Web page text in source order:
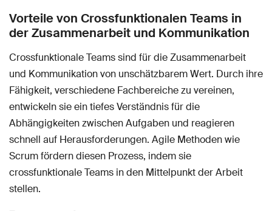
Vorteile von Crossfunktionalen Teams in
der Zusammenarbeit und Kommunikation
Crossfunktionale Teams sind für die Zusammenarbeit
und Kommunikation von unschätzbarem Wert. Durch ihre
Fähigkeit, verschiedene Fachbereiche zu vereinen,
entwickeln sie ein tiefes Verständnis für die
Abhängigkeiten zwischen Aufgaben und reagieren
schnell auf Herausforderungen. Agile Methoden wie
Scrum fördern diesen Prozess, indem sie
crossfunktionale Teams in den Mittelpunkt der Arbeit
stellen.